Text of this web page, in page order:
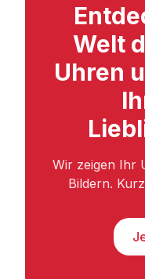
Welt
Uhren
Wir zeigen Ihr
Bildern.